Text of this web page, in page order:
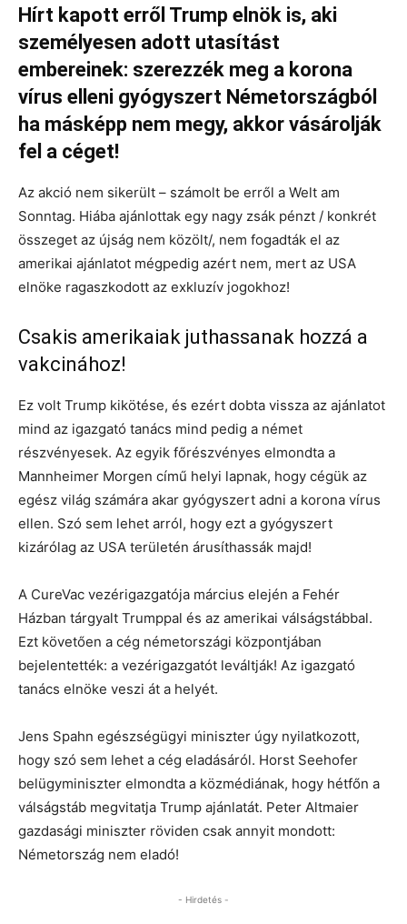
Hírt kapott erről Trump elnök is, aki
személyesen adott utasítást
embereinek: szerezzék meg a korona
vírus elleni gyógyszert Németországból
ha másképp nem megy, akkor vásárolják
fel a céget!
Az akció nem sikerült – számolt be erről a Welt am
Sonntag. Hiába ajánlottak egy nagy zsák pénzt / konkrét
összeget az újság nem közölt/, nem fogadták el az
amerikai ajánlatot mégpedig azért nem, mert az USA
elnöke ragaszkodott az exkluzív jogokhoz!
Csakis amerikaiak juthassanak hozzá a
vakcinához!
Ez volt Trump kikötése, és ezért dobta vissza az ajánlatot
mind az igazgató tanács mind pedig a német
részvényesek. Az egyik főrészvényes elmondta a
Mannheimer Morgen című helyi lapnak, hogy cégük az
egész világ számára akar gyógyszert adni a korona vírus
ellen. Szó sem lehet arról, hogy ezt a gyógyszert
kizárólag az USA területén árusíthassák majd!
A CureVac vezérigazgatója március elején a Fehér
Házban tárgyalt Trumppal és az amerikai válságstábbal.
Ezt követően a cég németországi központjában
bejelentették: a vezérigazgatót leváltják! Az igazgató
tanács elnöke veszi át a helyét.
Jens Spahn egészségügyi miniszter úgy nyilatkozott,
hogy szó sem lehet a cég eladásáról. Horst Seehofer
belügyminiszter elmondta a közmédiának, hogy hétfőn a
válságstáb megvitatja Trump ajánlatát. Peter Altmaier
gazdasági miniszter röviden csak annyit mondott:
Németország nem eladó!
- Hirdetés -